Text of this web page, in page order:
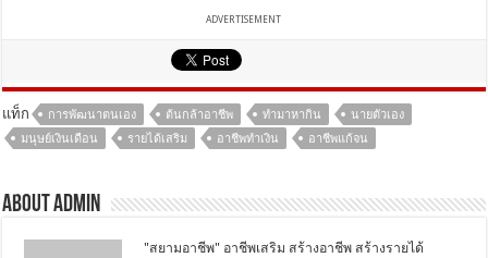
ADVERTISEMENT
แท็ก การพัฒนาตนเอง ต้นกล้าอาชีพ ทํามาหากิน
นายตัวเอง
มนุษย์เงินเดือน
รายได้เสริม อาชีพทำเงิน อาชีพแก้จน
About Admin
"สยามอาชีพ" อาชีพเสริม สร้างอาชีพ สร้างรายได้